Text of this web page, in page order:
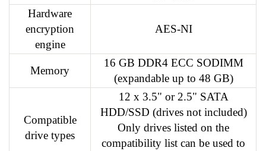
Hardware
encryption
engine
AES-NI
Memory
16 GB DDR4 ECC SODIMM
(expandable up to 48 GB)
Compatible
drive types
12 x 3.5" or 2.5" SATA
HDD/SSD (drives not included)
Only drives listed on the
compatibility list can be used to